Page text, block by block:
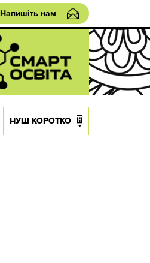
Напишіть нам
НУШ КОРОТКО